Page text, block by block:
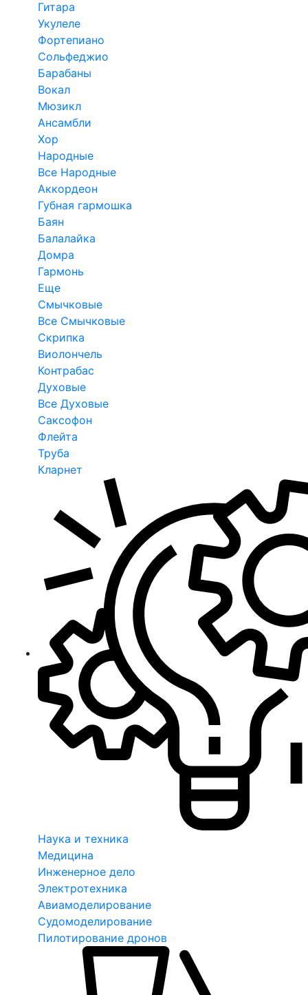
Гитара
Укулеле
Фортепиано
Сольфеджио
Барабаны
Вокал
Мюзикл
Ансамбли
Хор
Народные
Все Народные
Аккордеон
Губная гармошка
Баян
Балалайка
Домра
Гармонь
Еще
Смычковые
Все Смычковые
Скрипка
Виолончель
Контрабас
Духовые
Все Духовые
Саксофон
Флейта
Труба
Кларнет
Наука и техника
Медицина
Инженерное дело
Электротехника
Авиамоделирование
Судомоделирование
Пилотирование дронов